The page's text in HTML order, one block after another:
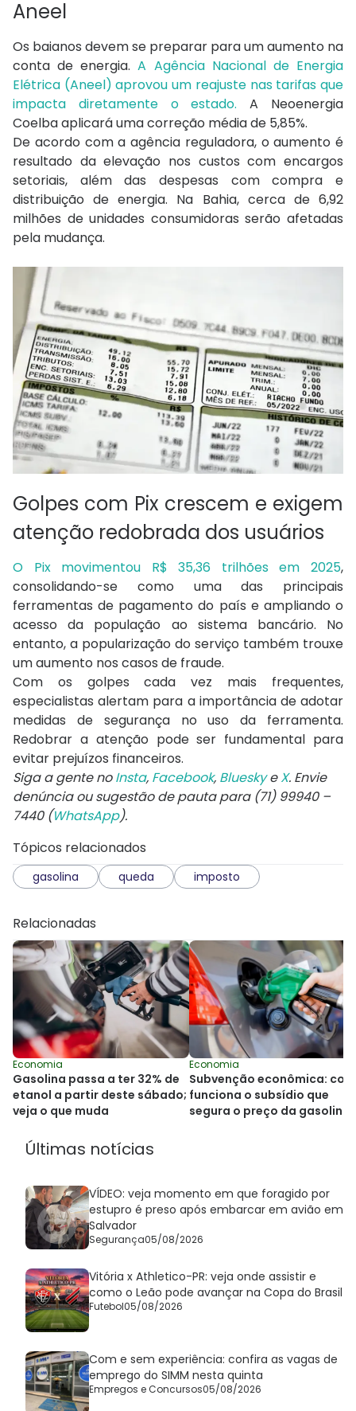
Aneel
Os baianos devem se preparar para um aumento na
conta de energia. A Agência Nacional de Energia
Elétrica (Aneel) aprovou um reajuste nas tarifas que
impacta diretamente o estado. A Neoenergia
Coelba aplicará uma correção média de 5,85%.
De acordo com a agência reguladora, o aumento é
resultado da elevação nos custos com encargos
setoriais, além das despesas com compra e
distribuição de energia. Na Bahia, cerca de 6,92
milhões de unidades consumidoras serão afetadas
pela mudança.
Golpes com Pix crescem e exigem
atenção redobrada dos usuários
O Pix movimentou R$ 35,36 trilhões em 2025,
consolidando-se como uma das principais
ferramentas de pagamento do país e ampliando o
acesso da população ao sistema bancário. No
entanto, a popularização do serviço também trouxe
um aumento nos casos de fraude.
Com os golpes cada vez mais frequentes,
especialistas alertam para a importância de adotar
medidas de segurança no uso da ferramenta.
Redobrar a atenção pode ser fundamental para
evitar prejuízos financeiros.
Siga a gente noInsta, Facebook, BlueskyeX. Envie
denúncia ou sugestão de pauta para (71) 99940 –
7440 (WhatsApp).
Tópicos relacionados
gasolina queda imposto
Relacionadas
Economia
Gasolina passa a ter 32% de
etanol a partir deste sábado;
veja o que muda
Economia
Subvenção econômica:
funciona o subsídio que
segura o preço da gasolina?
Últimas notícias
VÍDEO: veja momento em que foragido por
estupro é preso após embarcar em avião em
Salvador
Segurança05/08/2026
Vitória x Athletico-PR: veja onde assistir e
como o Leão pode avançar na Copa do Brasil
Futebol05/08/2026
Com e sem experiência: confira as vagas de
emprego do SIMM nesta quinta
Empregos e Concursos05/08/2026